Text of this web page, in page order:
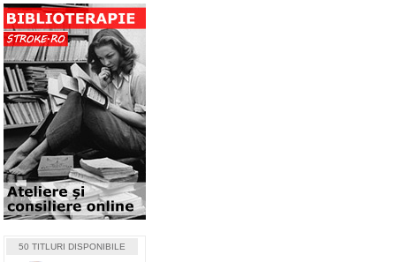
50 TITLURI DISPONIBILE